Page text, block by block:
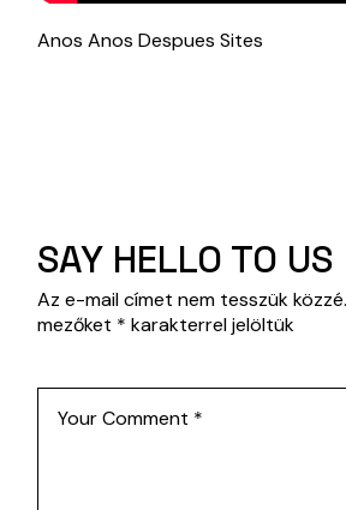
Anos Anos Despues Sites
SAY HELLO TO US
Az e-mail címet nem tesszük közzé.
mezőket * karakterrel jelöltük